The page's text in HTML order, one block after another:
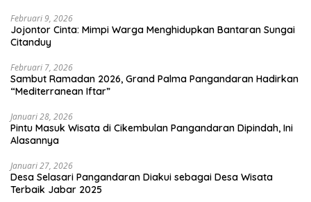
Februari 9, 2026
Jojontor Cinta: Mimpi Warga Menghidupkan Bantaran Sungai
Citanduy
Februari 7, 2026
Sambut Ramadan 2026, Grand Palma Pangandaran Hadirkan
“Mediterranean Iftar”
Januari 28, 2026
Pintu Masuk Wisata di Cikembulan Pangandaran Dipindah, Ini
Alasannya
Januari 27, 2026
Desa Selasari Pangandaran Diakui sebagai Desa Wisata
Terbaik Jabar 2025